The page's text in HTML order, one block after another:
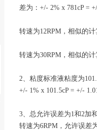
差为：+/- 2% x 781cP =
转速为12RPM，相似的计
转速为30RPM，相似的计
2、粘度标准液粘度为
+/- 1% x 101.5cP = +/-
3、总允许误差为1和2加
转速为6RPM，允许误差